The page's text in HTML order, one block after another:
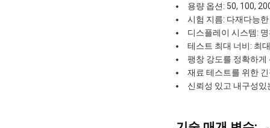
용량 옵션: 50, 100,
시험 지름: 다재다능
디스플레이 시스템:
테스트 최대 너비: 최
팽창 강도를 정확하게
재료 테스트를 위한
신뢰성 있고 내구성